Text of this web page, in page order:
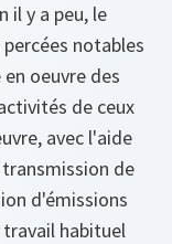
il y a peu, le
notables
oeuvre des
de ceux
avec l'aide
de
d'émissions
habituel